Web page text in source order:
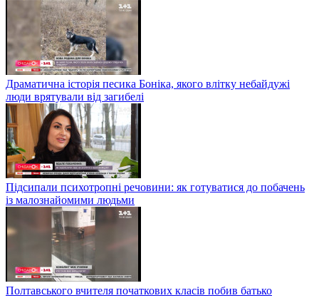
Драматична історія песика Боніка, якого влітку небайдужі
люди врятували від загибелі
Підсипали психотропні речовини: як готуватися до побачень
із малознайомими людьми
Полтавського вчителя початкових класів побив батько